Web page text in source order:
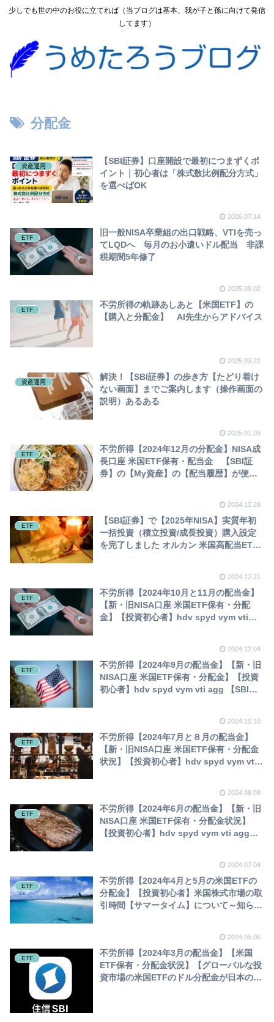
少しでも世の中のお役に立てれば（当ブログは基本、我が子と孫に向けて発信
してます）
分配金
資産運用
【SBI証券】口座開設で最初につまずくポ
イント｜初心者は「株式数比例配分方式」
を選べばOK
2026.07.14
ETF
旧一般NISA卒業組の出口戦略、VTIを売っ
てLQDへ 毎月のお小遣いドル配当 非課
税期間5年修了
2025.09.02
ETF
不労所得の軌跡あしあと【米国ETF】の
【購入と分配金】 AI先生からアドバイス
2025.03.22
資産運用
解決！【SBI証券】の歩き方【たどり着け
ない画面】までご案内します（操作画面の
説明）あるある
2025.01.09
ETF
不労所得【2024年12月の分配金】NISA成
長口座 米国ETF保有・配当金 【SBI証
券】の【My資産】の【配当履歴】が便利
2024.12.28
ETF
【SBI証券】で【2025年NISA】実質年初
一括投資（積立投資/成長投資）購入設定
を完了しました オルカン 米国高配当ETF
2024.12.21
ETF
不労所得【2024年10月と11月の配当金】
【新・旧NISA口座 米国ETF保有・分配
金】【投資初心者】hdv spyd vym vti
2024.12.04
ETF
不労所得【2024年9月の配当金】【新・旧
NISA口座 米国ETF保有・分配金】【投資
初心者】hdv spyd vym vti agg 【SBI証
2024.10.10
ETF
不労所得【2024年7月と８月の配当金】
【新・旧NISA口座 米国ETF保有・分配金
状況】【投資初心者】hdv spyd vym vti
2024.08.08
ETF
不労所得【2024年6月の配当金】【新・旧
NISA口座 米国ETF保有・分配金状況】
【投資初心者】hdv spyd vym vti agg
2024.07.04
ETF
不労所得【2024年4月と5月の米国ETFの
分配金】【投資初心者】米国株式市場の取
引時間【サマータイム】について～知らな
2024.05.06
ETF
不労所得【2024年3月の配当金】【米国
ETF保有・分配金状況】【グローバルな投
資市場の米国ETFのドル分配金が日本の片